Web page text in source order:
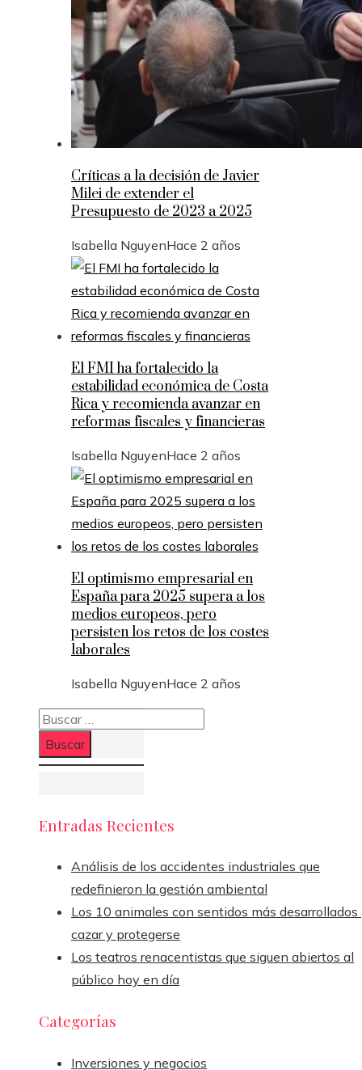
Críticas a la decisión de Javier
Milei de extender el
Presupuesto de 2023 a 2025
Isabella NguyenHace 2 años
El FMI ha fortalecido la
estabilidad económica de Costa
Rica y recomienda avanzar en
reformas fiscales y financieras
Isabella NguyenHace 2 años
El optimismo empresarial en
España para 2025 supera a los
medios europeos, pero
persisten los retos de los costes
laborales
Isabella NguyenHace 2 años
Buscar:
Entradas Recientes
Análisis de los accidentes industriales que
redefinieron la gestión ambiental
Los 10 animales con sentidos más desarrollados
cazar y protegerse
Los teatros renacentistas que siguen abiertos al
público hoy en día
Categorías
Inversiones y negocios